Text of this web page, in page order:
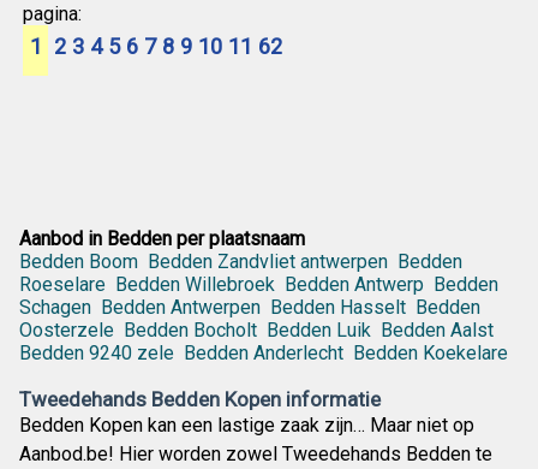
pagina:
1 2 3 4 5 6 7 8 9 10 11 62
Aanbod in Bedden per plaatsnaam
Bedden Boom Bedden Zandvliet antwerpen Bedden
Roeselare Bedden Willebroek Bedden Antwerp Bedden
Schagen Bedden Antwerpen Bedden Hasselt Bedden
Oosterzele Bedden Bocholt Bedden Luik Bedden Aalst
Bedden 9240 zele Bedden Anderlecht Bedden Koekelare
Tweedehands Bedden Kopen informatie
Bedden Kopen kan een lastige zaak zijn… Maar niet op
Aanbod.be! Hier worden zowel Tweedehands Bedden te